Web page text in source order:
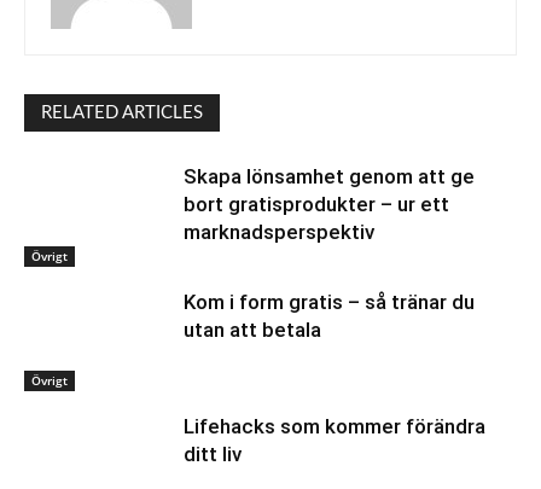
RELATED ARTICLES
Övrigt
Skapa lönsamhet genom att ge
bort gratisprodukter – ur ett
marknadsperspektiv
Övrigt
Kom i form gratis – så tränar du
utan att betala
Lifehacks som kommer förändra
ditt liv